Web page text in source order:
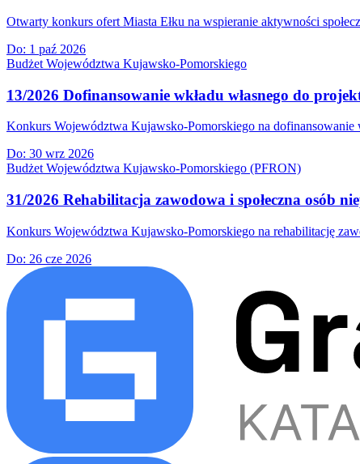
Otwarty konkurs ofert Miasta Ełku na wspieranie aktywności
Do: 1 paź 2026
Budżet Województwa Kujawsko-Pomorskiego
13/2026 Dofinansowanie wkładu własnego do
Konkurs Województwa Kujawsko-Pomorskiego na dofinansowanie
Do: 30 wrz 2026
Budżet Województwa Kujawsko-Pomorskiego (PFRON)
31/2026 Rehabilitacja zawodowa i społeczna osób
Konkurs Województwa Kujawsko-Pomorskiego na rehabilitację
Do: 26 cze 2026